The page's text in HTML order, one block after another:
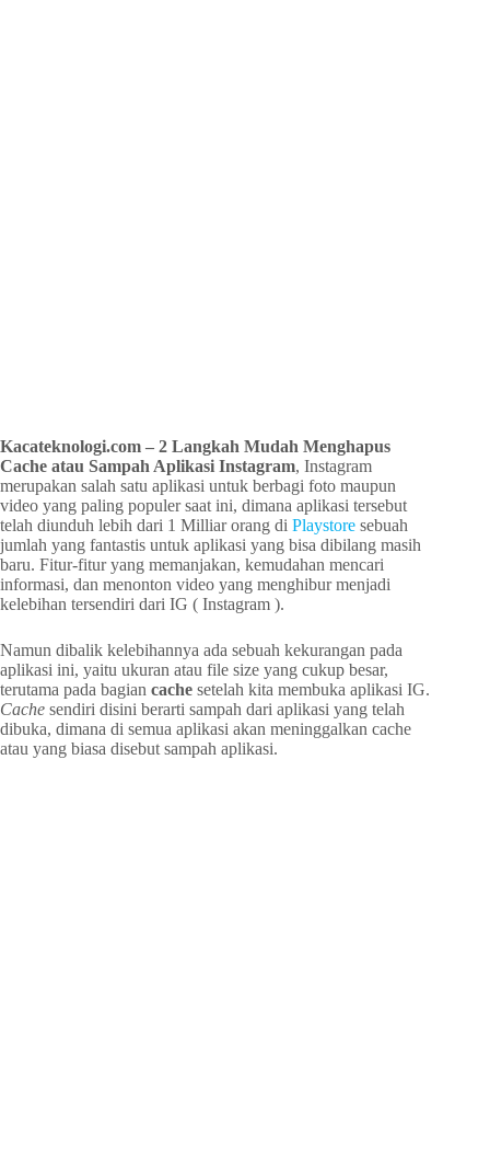
Kacateknologi.com – 2 Langkah Mudah Menghapus
Cache atau Sampah Aplikasi Instagram, Instagram
merupakan salah satu aplikasi untuk berbagi foto maupun
video yang paling populer saat ini, dimana aplikasi tersebut
telah diunduh lebih dari 1 Milliar orang di Playstore sebuah
jumlah yang fantastis untuk aplikasi yang bisa dibilang masih
baru. Fitur-fitur yang memanjakan, kemudahan mencari
informasi, dan menonton video yang menghibur menjadi
kelebihan tersendiri dari IG ( Instagram ).
Namun dibalik kelebihannya ada sebuah kekurangan pada
aplikasi ini, yaitu ukuran atau file size yang cukup besar,
terutama pada bagian cache setelah kita membuka aplikasi IG.
Cache sendiri disini berarti sampah dari aplikasi yang telah
dibuka, dimana di semua aplikasi akan meninggalkan cache
atau yang biasa disebut sampah aplikasi.